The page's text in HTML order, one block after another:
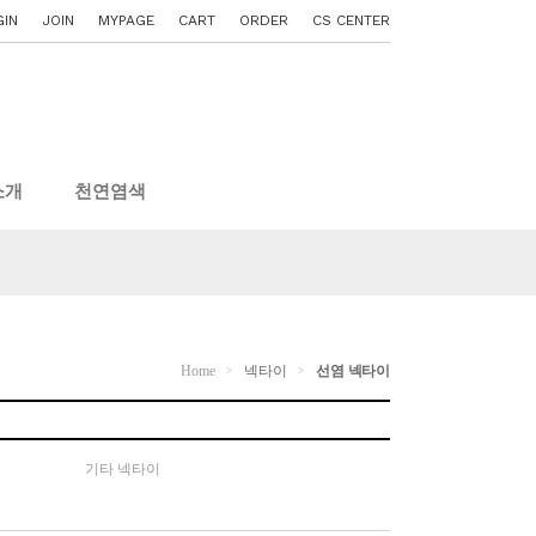
JOIN MYPAGE CART ORDER CS CENTER
천연염색
Home > 넥타이 > 선염 넥타이
기타 넥타이